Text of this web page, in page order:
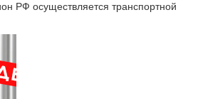
РФ осуществляется транспортной